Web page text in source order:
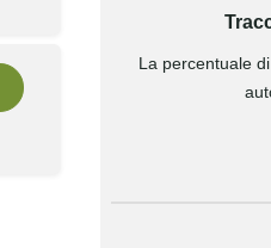
La percentuale